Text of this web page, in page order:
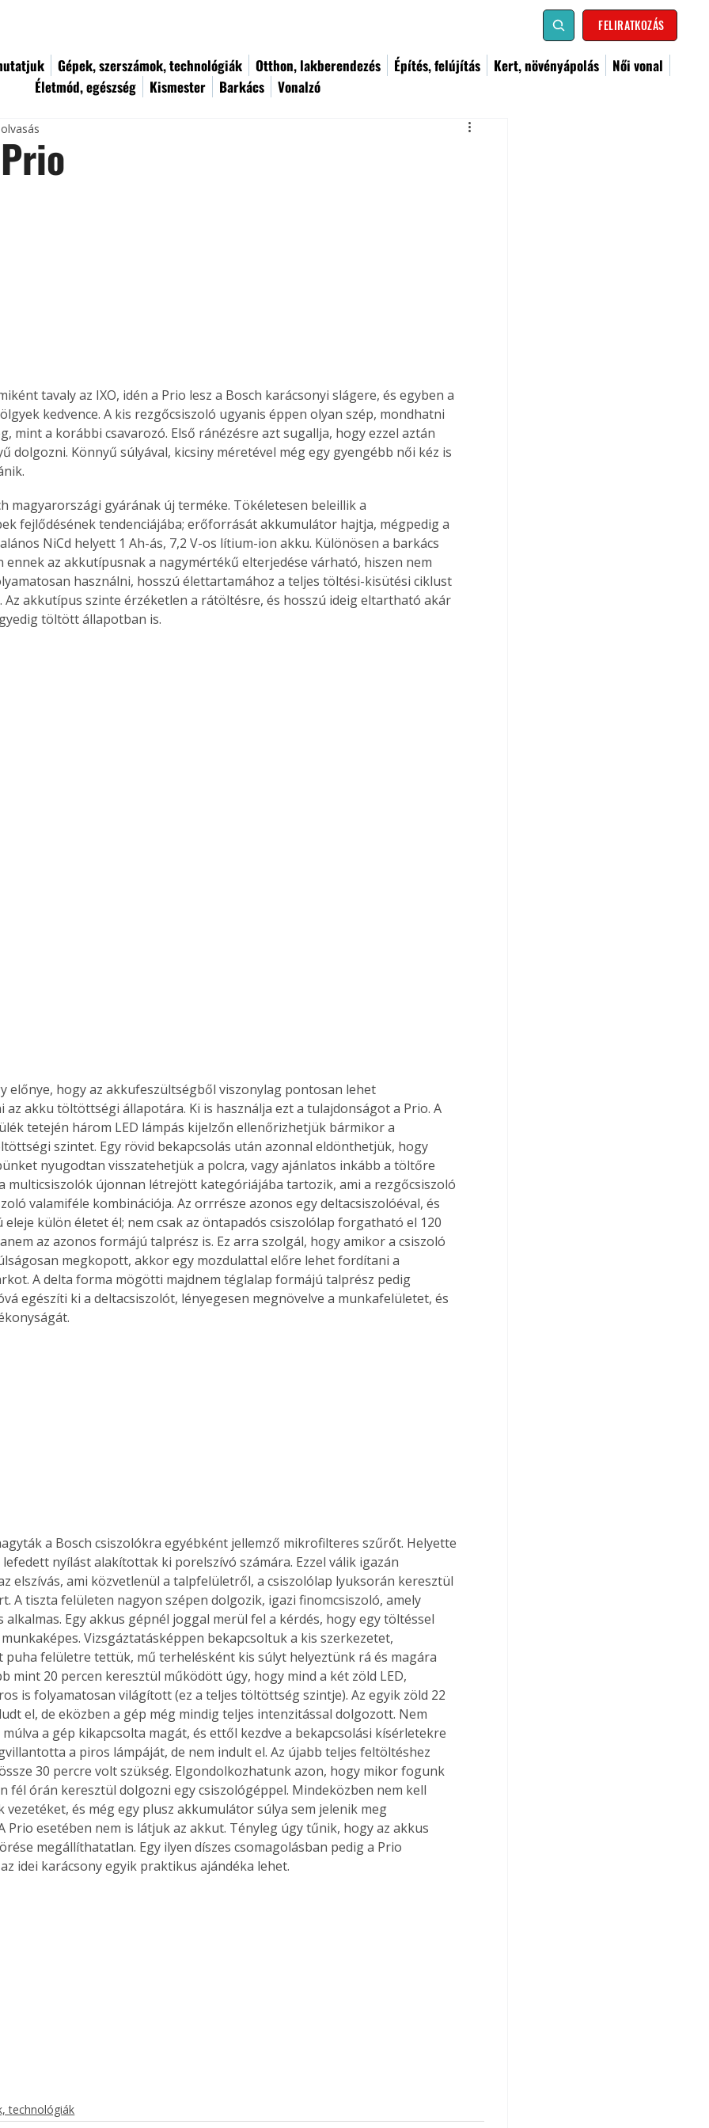
FELIRATKOZÁS
Gépek, szerszámok, technológiák Otthon, lakberendezés Építés, felújítás Kert, növényápolás
Női vonal
Életmód, egészség
Kismester Barkács Vonalzó
Old
új,
egyedi
vagy
is
Bárhol,
élve
az
A
könyvek tetszőleges
párosítással kedvezményes
áron, 0 Ft postaköltséggel
megrendelhetők!
tavaly az IXO, idén a Prio lesz a Bosch karácsonyi slágere, és egyben a
kedvence. A kis rezgőcsiszoló ugyanis éppen olyan szép, mondhatni
mint a korábbi csavarozó. Első ránézésre azt sugallja, hogy ezzel aztán
dolgozni. Könnyű súlyával, kicsiny méretével még egy gyengébb női kéz is
magyarországi gyárának új terméke. Tökéletesen beleillik a
fejlődésének tendenciájába; erőforrását akkumulátor hajtja, mégpedig a
NiCd helyett 1 Ah-ás, 7,2 V-os lítium-ion akku. Különösen a barkács
ennek az akkutípusnak a nagymértékű elterjedése várható, hiszen nem
használni, hosszú élettartamához a teljes töltési-kisütési ciklust
Az akkutípus szinte érzéketlen a rátöltésre, és hosszú ideig eltartható akár
töltött állapotban is.
előnye, hogy az akkufeszültségből viszonylag pontosan lehet
az akku töltöttségi állapotára. Ki is használja ezt a tulajdonságot a Prio. A
tetején három LED lámpás kijelzőn ellenőrizhetjük bármikor a
szintet. Egy rövid bekapcsolás után azonnal eldönthetjük, hogy
nyugodtan visszatehetjük a polcra, vagy ajánlatos inkább a töltőre
multicsiszolók újonnan létrejött kategóriájába tartozik, ami a rezgőcsiszoló
valamiféle kombinációja. Az orrrésze azonos egy deltacsiszolóéval, és
külön életet él; nem csak az öntapadós csiszolólap forgatható el 120
az azonos formájú talprész is. Ez arra szolgál, hogy amikor a csiszoló
megkopott, akkor egy mozdulattal előre lehet fordítani a
A delta forma mögötti majdnem téglalap formájú talprész pedig
egészíti ki a deltacsiszolót, lényegesen megnövelve a munkafelületet, és
a Bosch csiszolókra egyébként jellemző mikrofilteres szűrőt. Helyette
lefedett nyílást alakítottak ki porelszívó számára. Ezzel válik igazán
elszívás, ami közvetlenül a talpfelületről, a csiszolólap lyuksorán keresztül
A tiszta felületen nagyon szépen dolgozik, igazi finomcsiszoló, amely
alkalmas. Egy akkus gépnél joggal merül fel a kérdés, hogy egy töltéssel
Vizsgáztatásképpen bekapcsoltuk a kis szerkezetet,
felületre tettük, mű terhelésként kis súlyt helyeztünk rá és magára
mint 20 percen keresztül működött úgy, hogy mind a két zöld LED,
is folyamatosan világított (ez a teljes töltöttség szintje). Az egyik zöld 22
el, de eközben a gép még mindig teljes intenzitással dolgozott. Nem
a gép kikapcsolta magát, és ettől kezdve a bekapcsolási kísérletekre
a piros lámpáját, de nem indult el. Az újabb teljes feltöltéshez
30 percre volt szükség. Elgondolkozhatunk azon, hogy mikor fogunk
fél órán keresztül dolgozni egy csiszológéppel. Mindeközben nem kell
és még egy plusz akkumulátor súlya sem jelenik meg
Prio esetében nem is látjuk az akkut. Tényleg úgy tűnik, hogy az akkus
megállíthatatlan. Egy ilyen díszes csomagolásban pedig a Prio
idei karácsony egyik praktikus ajándéka lehet.
technológiák